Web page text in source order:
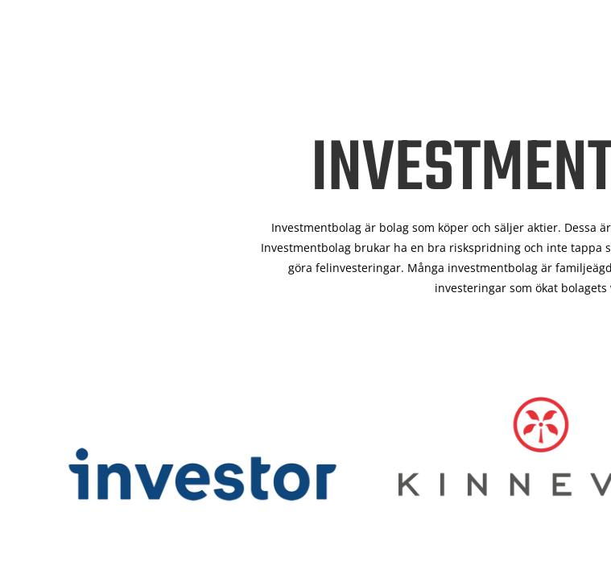
Investmentbolag är bolag som köper och säljer aktier. Dessa
Investmentbolag brukar ha en bra riskspridning och inte tappa
göra felinvesteringar. Många investmentbolag är
investeringar som ökat bolagets